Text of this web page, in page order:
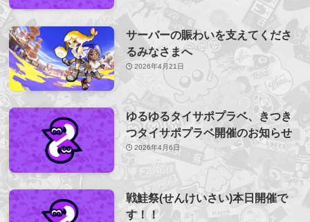
サーバーの賑わいを支えてくださ
るみなさまへ
2026年4月21日
ゆるゆるタイサポプラベ、きつき
つタイサポプラベ開催のお知らせ
2026年4月6日
戦鮭祭(せんけいさい)本日開催で
す！！